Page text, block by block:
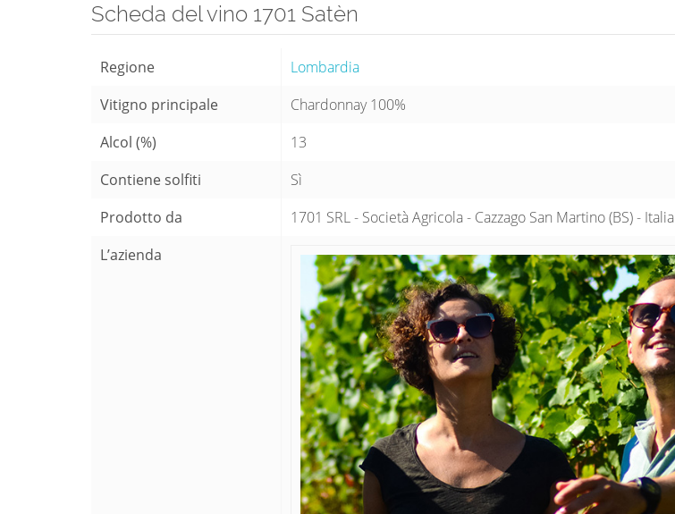
Scheda del vino 1701 Satèn
Regione
Lombardia
Vitigno principale
Chardonnay 100%
Alcol (%)
13
Contiene solfiti
Sì
Prodotto da
1701 SRL - Società Agricola - Cazzago San Martino (BS) - Italia
L’azienda